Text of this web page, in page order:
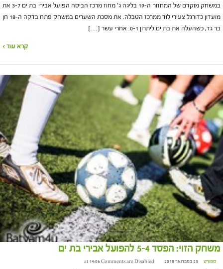
במשחק מוקדם של המחזור ה-19 בליגה ג' מחוז מרכז הביסה הפועל אבירי בת ים 3-7 את
מועדון כדורגל צעירי לוד ממרכז הטבלה. את מסכת השערים במשחק פתח בדקה ה-18 חן
בר גד, כשהעלה את בת ים ליתרון 0-1. אחרי עשר […]
קרא עוד ›
משחק הזוי: הפסד 5-4 להפועל אבירי בת ים
ספורט 23 בפברואר 2018 at 14:06 Comments are Disabled